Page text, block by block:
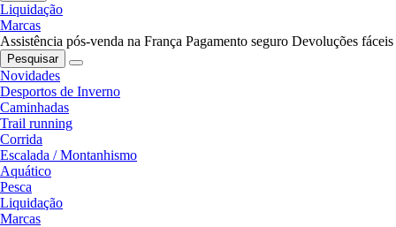
Liquidação
Marcas
Assistência pós-venda na França Pagamento seguro Devoluções fáceis
Pesquisar
Novidades
Desportos de Inverno
Caminhadas
Trail running
Corrida
Escalada / Montanhismo
Aquático
Pesca
Liquidação
Marcas